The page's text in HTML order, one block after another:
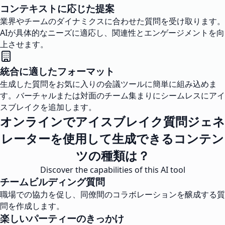
コンテキストに応じた提案
業界やチームのダイナミクスに合わせた質問を受け取ります。
AIが具体的なニーズに適応し、関連性とエンゲージメントを向
上させます。
統合に適したフォーマット
生成した質問をお気に入りの会議ツールに簡単に組み込めま
す。バーチャルまたは対面のチーム集まりにシームレスにアイ
スブレイクを追加します。
オンラインでアイスブレイク質問ジェネ
レーターを使用して生成できるコンテン
ツの種類は？
Discover the capabilities of this AI tool
チームビルディング質問
職場での協力を促し、同僚間のコラボレーションを醸成する質
問を作成します。
楽しいパーティーのきっかけ